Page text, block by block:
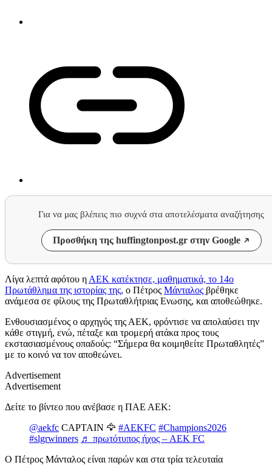
Για να μας βλέπεις πιο συχνά στα αποτελέσματα αναζήτησης
Προσθήκη της huffingtonpost.gr στην Google
Λίγα λεπτά αφότου η ΑΕΚ κατέκτησε, μαθηματικά, το 14ο
Πρωτάθλημα της ιστορίας της, ο Πέτρος Μάνταλος βρέθηκε
ανάμεσα σε φίλους της Πρωταθλήτριας Ενωσης, και αποθεώθηκε.
Ενθουσιασμένος ο αρχηγός της ΑΕΚ, φρόντισε να απολαύσει την
κάθε στιγμή, ενώ, πέταξε και τρομερή ατάκα προς τους
εκστασιασμένους οπαδούς: “Σήμερα θα κοιμηθείτε Πρωταθλητές”
με το κοινό να τον αποθεώνει.
Advertisement
Advertisement
Δείτε το βίντεο που ανέβασε η ΠΑΕ ΑΕΚ:
@aekfc CAPTAIN 🦅 #AEKFC #Champions2026
#slgrwinners ♬ πρωτότυπος ήχος – AEK FC
Ο Πέτρος Μάνταλος είναι παρών και στα τρία τελευταία